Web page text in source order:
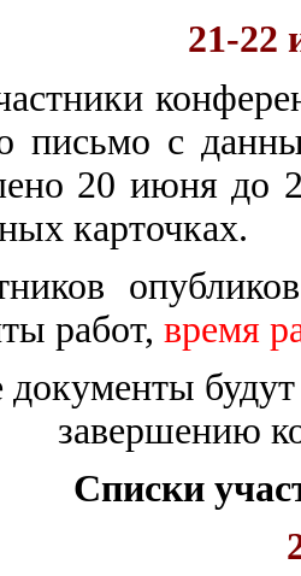
21-22
письмо с
20 июня до
карточках.
работ, время
документы
завершению
Списки